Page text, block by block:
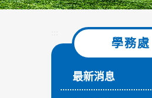
:::
學務處
最新消息